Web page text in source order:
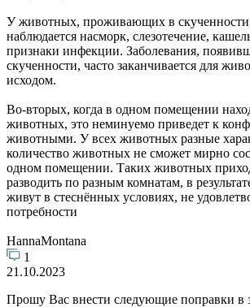
У животных, проживающих в
наблюдается насморк, слезотечение,
признаки инфекции. Заболевания,
скученности, часто заканчивается для
исходом.
Во-вторых, когда в одном помещении
животных, это неминуемо приведет к
животными. У всех животных разные
количество животных не сможет мирно
одном помещении. Таких животных
разводить по разным комнатам, в
живут в стеснённых условиях, не
потребности
HannaMontana
1
21.10.2023
Прошу Вас внести следующие поправки в